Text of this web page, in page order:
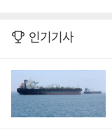
인기기사